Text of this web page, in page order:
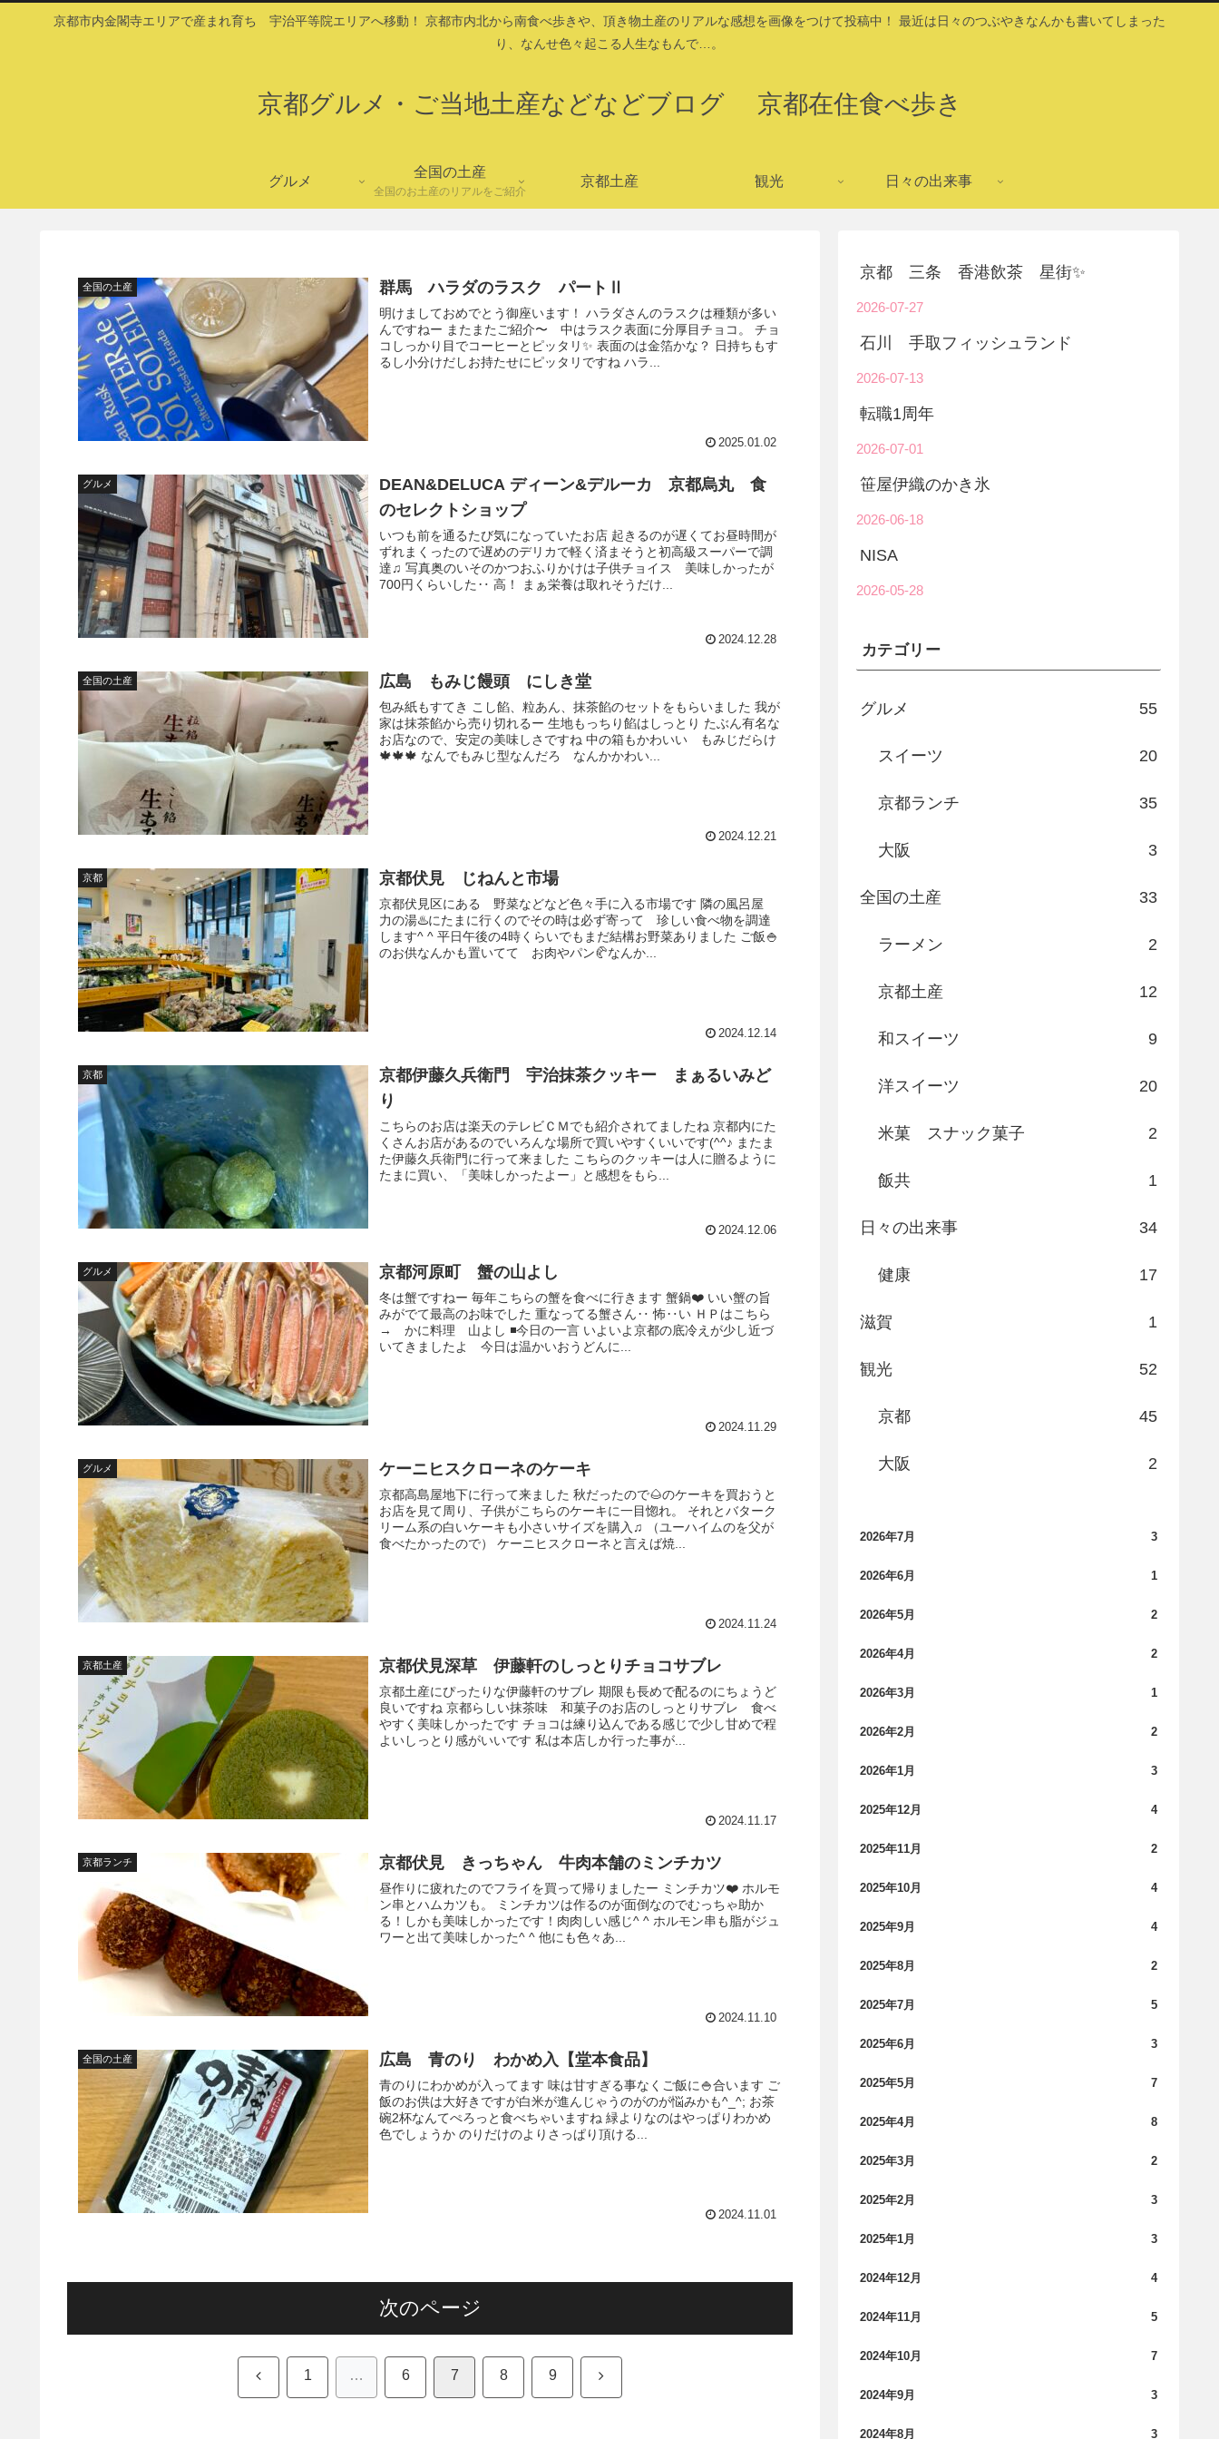
京都市内金閣寺エリアで産まれ育ち 宇治平等院エリアへ移動！ 京都市内北から南食べ歩きや、頂き物土産のリアルな感想を画像をつけて投稿中！ 最近は日々のつぶやきなんかも書いてしまった
り、なんせ色々起こる人生なもんで…。
京都グルメ・ご当地土産などなどブログ 京都在住食べ歩き
グルメ
全国の土産
全国のお土産のリアルをご紹介
京都土産 観光 日々の出来事
全国の土産 群馬 ハラダのラスク パートⅡ
明けましておめでとう御座います！ ハラダさんのラスクは種類が多い
んですねー またまたご紹介〜 中はラスク表面に分厚目チョコ。 チョ
コしっかり目でコーヒーとピッタリ✨ 表面のは金箔かな？ 日持ちもす
るし小分けだしお持たせにピッタリですね ハラ...
2025.01.02
グルメ
DEAN&DELUCA ディーン&デルーカ 京都烏丸 食
のセレクトショップ
いつも前を通るたび気になっていたお店 起きるのが遅くてお昼時間が
ずれまくったので遅めのデリカで軽く済まそうと初高級スーパーで調
達♫ 写真奥のいそのかつおふりかけは子供チョイス 美味しかったが
700円くらいした‥ 高！ まぁ栄養は取れそうだけ...
2024.12.28
全国の土産 広島 もみじ饅頭 にしき堂
包み紙もすてき こし餡、粒あん、抹茶餡のセットをもらいました 我が
家は抹茶餡から売り切れるー 生地もっちり餡はしっとり たぶん有名な
お店なので、安定の美味しさですね 中の箱もかわいい もみじだらけ
🍁🍁🍁 なんでもみじ型なんだろ なんかかわい...
2024.12.21
京都 京都伏見 じねんと市場
京都伏見区にある 野菜などなど色々手に入る市場です 隣の風呂屋
力の湯♨️にたまに行くのでその時は必ず寄って 珍しい食べ物を調達
します^ ^ 平日午後の4時くらいでもまだ結構お野菜ありました ご飯🍚
のお供なんかも置いてて お肉やパン🥐なんか...
2024.12.14
京都
京都伊藤久兵衛門 宇治抹茶クッキー まぁるいみど
り
こちらのお店は楽天のテレビＣＭでも紹介されてましたね 京都内にた
くさんお店があるのでいろんな場所で買いやすくいいです(^^♪ またま
た伊藤久兵衛門に行って来ました こちらのクッキーは人に贈るように
たまに買い、「美味しかったよー」と感想をもら...
2024.12.06
グルメ 京都河原町 蟹の山よし
冬は蟹ですねー 毎年こちらの蟹を食べに行きます 蟹鍋❤️ いい蟹の旨
みがでて最高のお味でした 重なってる蟹さん‥ 怖‥い ＨＰはこちら
→ かに料理 山よし ◾️今日の一言 いよいよ京都の底冷えが少し近づ
いてきましたよ 今日は温かいおうどんに...
2024.11.29
グルメ ケーニヒスクローネのケーキ
京都高島屋地下に行って来ました 秋だったので🌰のケーキを買おうと
お店を見て周り、子供がこちらのケーキに一目惚れ。 それとバターク
リーム系の白いケーキも小さいサイズを購入♫ （ユーハイムのを父が
食べたかったので） ケーニヒスクローネと言えば焼...
2024.11.24
京都土産 京都伏見深草 伊藤軒のしっとりチョコサブレ
京都土産にぴったりな伊藤軒のサブレ 期限も長めで配るのにちょうど
良いですね 京都らしい抹茶味 和菓子のお店のしっとりサブレ 食べ
やすく美味しかったです チョコは練り込んである感じで少し甘めで程
よいしっとり感がいいです 私は本店しか行った事が...
2024.11.17
京都ランチ 京都伏見 きっちゃん 牛肉本舗のミンチカツ
昼作りに疲れたのでフライを買って帰りましたー ミンチカツ❤️ ホルモ
ン串とハムカツも。 ミンチカツは作るのが面倒なのでむっちゃ助か
る！しかも美味しかったです！肉肉しい感じ^ ^ ホルモン串も脂がジュ
ワーと出て美味しかった^ ^ 他にも色々あ...
2024.11.10
全国の土産 広島 青のり わかめ入【堂本食品】
青のりにわかめが入ってます 味は甘すぎる事なくご飯に🍚合います ご
飯のお供は大好きですが白米が進んじゃうのがのが悩みかも^_^; お茶
碗2杯なんてぺろっと食べちゃいますね 緑よりなのはやっぱりわかめ
色でしょうか のりだけのよりさっぱり頂ける...
2024.11.01
次のページ
前 1 … 6 7 8 9 次
京都 三条 香港飲茶 星街✨
2026-07-27
石川 手取フィッシュランド
2026-07-13
転職1周年
2026-07-01
笹屋伊織のかき氷
2026-06-18
NISA
2026-05-28
カテゴリー
グルメ 55
スイーツ 20
京都ランチ 35
大阪 3
全国の土産 33
ラーメン 2
京都土産 12
和スイーツ 9
洋スイーツ 20
米菓 スナック菓子 2
飯共 1
日々の出来事 34
健康 17
滋賀 1
観光 52
京都 45
大阪 2
2026年7月 3
2026年6月 1
2026年5月 2
2026年4月 2
2026年3月 1
2026年2月 2
2026年1月 3
2025年12月 4
2025年11月 2
2025年10月 4
2025年9月 4
2025年8月 2
2025年7月 5
2025年6月 3
2025年5月 7
2025年4月 8
2025年3月 2
2025年2月 3
2025年1月 3
2024年12月 4
2024年11月 5
2024年10月 7
2024年9月 3
2024年8月 3